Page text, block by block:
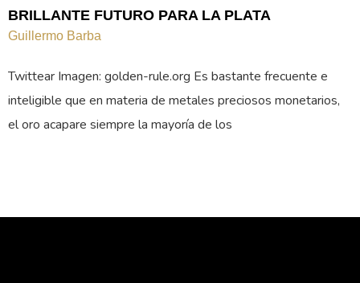
BRILLANTE FUTURO PARA LA PLATA
Guillermo Barba
Twittear Imagen: golden-rule.org Es bastante frecuente e
inteligible que en materia de metales preciosos monetarios,
el oro acapare siempre la mayoría de los